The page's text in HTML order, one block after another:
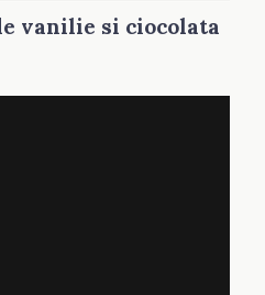
vanilie si ciocolata